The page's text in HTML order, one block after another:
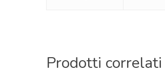
Prodotti correlati